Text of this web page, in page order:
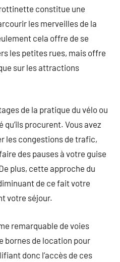
constitue une
les merveilles de la
cela offre de se
les petites rues, mais offre
sur les attractions
de la pratique du vélo ou
procurent. Vous avez
les congestions de trafic,
des pauses à votre guise
plus, cette approche du
de ce fait votre
votre séjour.
remarquable de voies
bornes de location pour
donc l’accès de ces